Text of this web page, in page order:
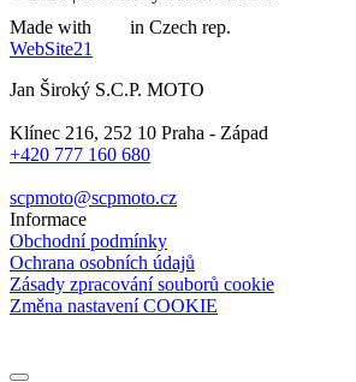
Made with
in Czech rep.
WebSite21
Jan Široký S.C.P. MOTO
Klínec 216, 252 10 Praha - Západ
+420 777 160 680
scpmoto@scpmoto.cz
Informace
Obchodní podmínky
Ochrana osobních údajů
Zásady zpracování souborů cookie
Změna nastavení COOKIE